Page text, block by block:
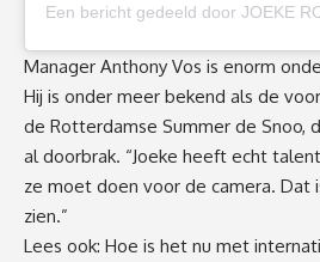
Een bericht gedeeld door JOEKE
Manager Anthony Vos is enorm
Hij is onder meer bekend als de
de Rotterdamse Summer de Snoo,
al doorbrak. “Joeke heeft echt
ze moet doen voor de camera. Dat
zien.”
Lees ook: Hoe is het nu met